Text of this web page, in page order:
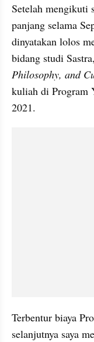
Setelah mengikuti
panjang selama
dinyatakan lolos
bidang studi
Philosophy, and
kuliah di Program
2021.
Terbentur biaya